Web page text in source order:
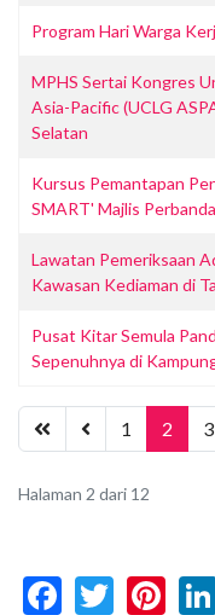
Program Hari Warga
MPHS Sertai Kongres
Asia-Pacific (UCLG
Selatan
Kursus Pemantapan
SMART' Majlis
Lawatan Pemeriksaan
Kawasan Kediaman di
Pusat Kitar Semula
Sepenuhnya di
1 2 3
Halaman 2 dari 12